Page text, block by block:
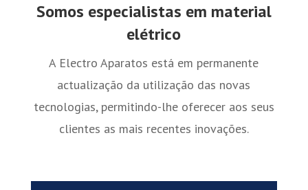
Somos especialistas em material
elétrico
A Electro Aparatos está em permanente
actualização da utilização das novas
tecnologias, permitindo-lhe oferecer aos seus
clientes as mais recentes inovações.